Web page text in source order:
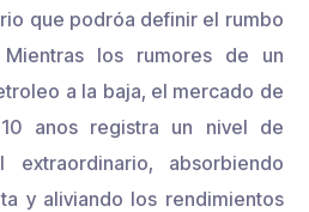
que podróa definir el rumbo
los rumores de un
a la baja, el mercado de
anos registra un nivel de
extraordinario, absorbiendo
y aliviando los rendimientos